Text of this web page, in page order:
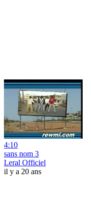
4:10
sans nom 3
Leral Officiel
il y a 20 ans